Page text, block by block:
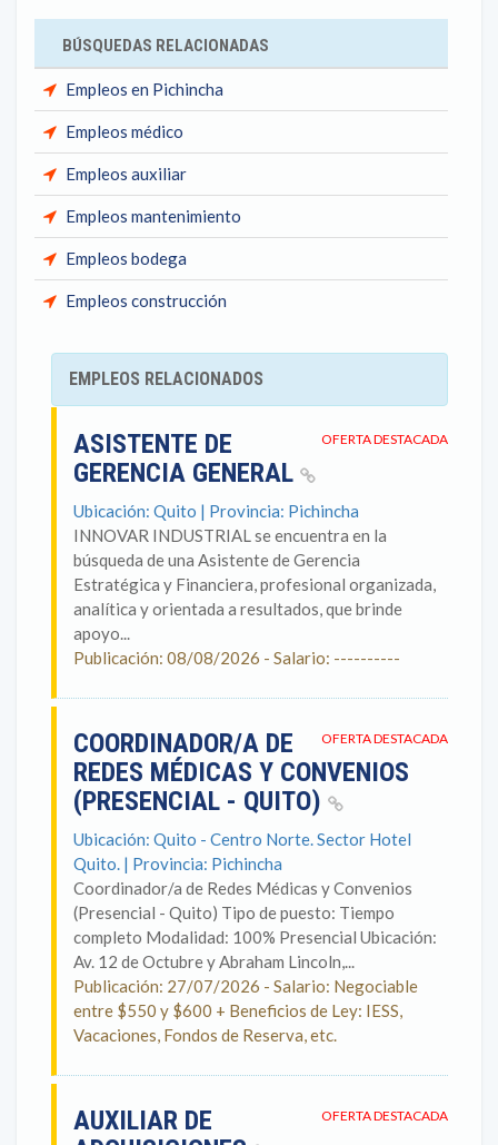
BÚSQUEDAS RELACIONADAS
Empleos en Pichincha
Empleos médico
Empleos auxiliar
Empleos mantenimiento
Empleos bodega
Empleos construcción
EMPLEOS RELACIONADOS
OFERTA DESTACADA
ASISTENTE DE
GERENCIA GENERAL
Ubicación: Quito | Provincia: Pichincha
INNOVAR INDUSTRIAL se encuentra en la
búsqueda de una Asistente de Gerencia
Estratégica y Financiera, profesional organizada,
analítica y orientada a resultados, que brinde
apoyo...
Publicación: 08/08/2026 - Salario: ----------
OFERTA DESTACADA
COORDINADOR/A DE
REDES MÉDICAS Y CONVENIOS
(PRESENCIAL - QUITO)
Ubicación: Quito - Centro Norte. Sector Hotel
Quito. | Provincia: Pichincha
Coordinador/a de Redes Médicas y Convenios
(Presencial - Quito) Tipo de puesto: Tiempo
completo Modalidad: 100% Presencial Ubicación:
Av. 12 de Octubre y Abraham Lincoln,...
Publicación: 27/07/2026 - Salario: Negociable
entre $550 y $600 + Beneficios de Ley: IESS,
Vacaciones, Fondos de Reserva, etc.
OFERTA DESTACADA
AUXILIAR DE